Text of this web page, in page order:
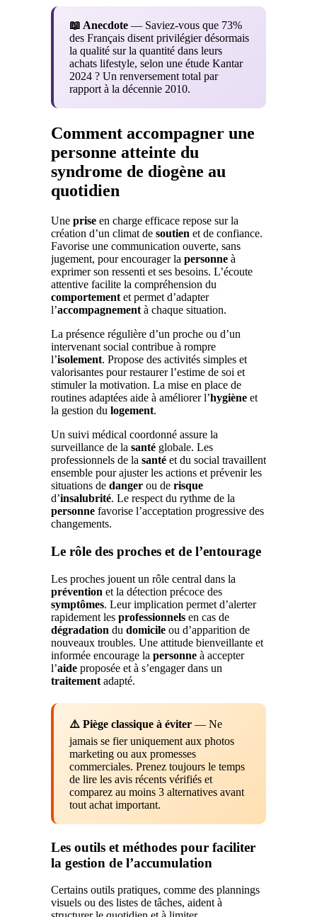
📖 Anecdote — Saviez-vous que 73%
des Français disent privilégier désormais
la qualité sur la quantité dans leurs
achats lifestyle, selon une étude Kantar
2024 ? Un renversement total par
rapport à la décennie 2010.
Comment accompagner une
personne atteinte du
syndrome de diogène au
quotidien
Une prise en charge efficace repose sur la
création d’un climat de soutien et de confiance.
Favorise une communication ouverte, sans
jugement, pour encourager la personne à
exprimer son ressenti et ses besoins. L’écoute
attentive facilite la compréhension du
comportement et permet d’adapter
l’accompagnement à chaque situation.
La présence régulière d’un proche ou d’un
intervenant social contribue à rompre
l’isolement. Propose des activités simples et
valorisantes pour restaurer l’estime de soi et
stimuler la motivation. La mise en place de
routines adaptées aide à améliorer l’hygiène et
la gestion du logement.
Un suivi médical coordonné assure la
surveillance de la santé globale. Les
professionnels de la santé et du social travaillent
ensemble pour ajuster les actions et prévenir les
situations de danger ou de risque
d’insalubrité. Le respect du rythme de la
personne favorise l’acceptation progressive des
changements.
Le rôle des proches et de l’entourage
Les proches jouent un rôle central dans la
prévention et la détection précoce des
symptômes. Leur implication permet d’alerter
rapidement les professionnels en cas de
dégradation du domicile ou d’apparition de
nouveaux troubles. Une attitude bienveillante et
informée encourage la personne à accepter
l’aide proposée et à s’engager dans un
traitement adapté.
⚠️ Piège classique à éviter — Ne
jamais se fier uniquement aux photos
marketing ou aux promesses
commerciales. Prenez toujours le temps
de lire les avis récents vérifiés et
comparez au moins 3 alternatives avant
tout achat important.
Les outils et méthodes pour faciliter
la gestion de l’accumulation
Certains outils pratiques, comme des plannings
visuels ou des listes de tâches, aident à